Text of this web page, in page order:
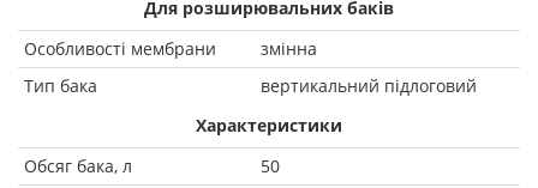
Для розширювальних баків
Особливості мембрани
змінна
Тип бака
вертикальний підлоговий
Характеристики
Обсяг бака, л
50